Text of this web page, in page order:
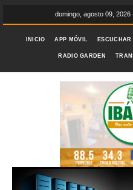
domingo, agosto 09,
INICIO APP MÓVIL
RADIO GARDEN